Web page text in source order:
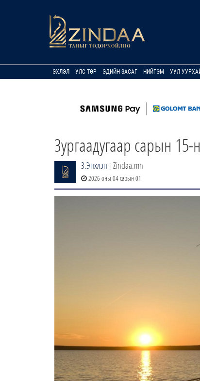
ЭХЛЭЛ УЛС ТӨР ЭДИЙН ЗАСАГ НИЙГЭМ УУЛ
Зургаадугаар сарын
З.Энхлэн | Zindaa.mn
2026 оны 04 сарын 01